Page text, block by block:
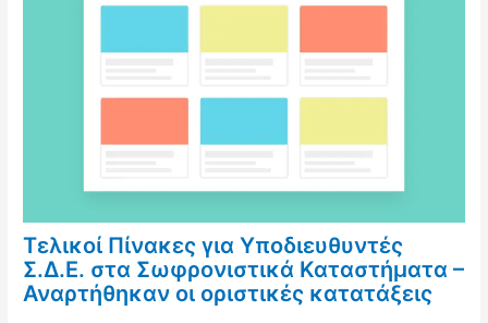
Τελικοί Πίνακες για Υποδιευθυντές
Σ.Δ.Ε. στα Σωφρονιστικά Καταστήματα –
Αναρτήθηκαν οι οριστικές κατατάξεις